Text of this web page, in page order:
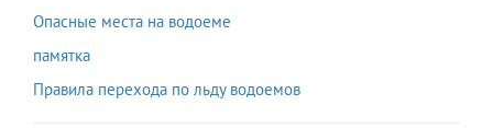
Опасные места на водоеме
памятка
Правила перехода по льду водоемов